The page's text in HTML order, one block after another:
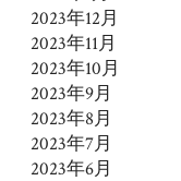
2023年12月
2023年11月
2023年10月
2023年9月
2023年8月
2023年7月
2023年6月